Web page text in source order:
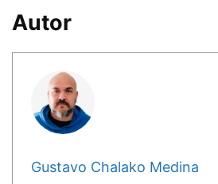
Autor
Gustavo Chalako Medina